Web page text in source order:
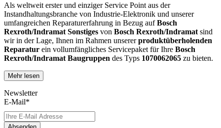
Als weltweit erster und einziger Service Point aus der
Instandhaltungsbranche von Industrie-Elektronik und unserer
umfangreichen Reparaturerfahrung in Bezug aufBosch
Rexroth/Indramat Sonstiges von Bosch Rexroth/Indramat sind
wir in der Lage, Ihnen im Rahmen unsererproduktüberholenden
Reparatur ein vollumfängliches Servicepaket für Ihre Bosch
Rexroth/Indramat Baugruppen des Typs 1070062065 zu bieten.
Dies unterscheidet unsere
konventionellen Reparaturen:
oder einem höheren Verschleiß unterliegen
Zertifizierte Reparaturwerkstatt
Mehr lesen
Newsletter
E-Mail*